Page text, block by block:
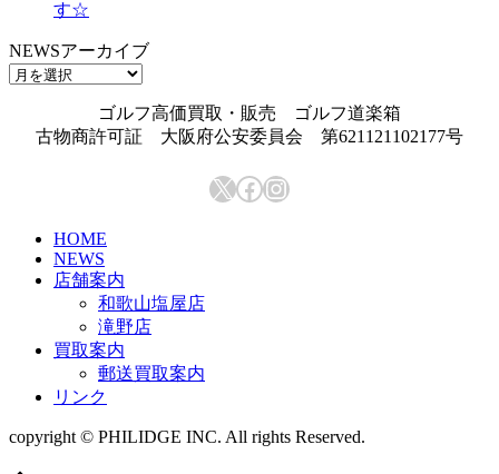
す☆
NEWSアーカイブ
NEWS
ゴルフ高価買取・販売 ゴルフ道楽箱
古物商許可証 大阪府公安委員会 第621121102177号
X Facebook
Instagram
HOME
NEWS
店舗案内
和歌山塩屋店
滝野店
買取案内
郵送買取案内
リンク
copyright © PHILIDGE INC. All rights Reserved.